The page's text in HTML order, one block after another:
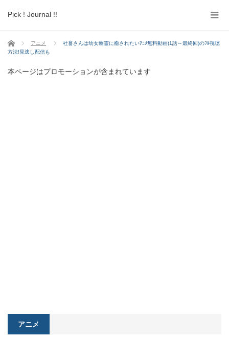
Pick ! Journal !!
ホーム アニメ
社畜さんは幼女幽霊に癒されたいｱﾆﾒ無料動画(1話～最終回)のﾌﾙ視聴
方法!見逃し配信も
本ページはプロモーションが含まれています
アニメ